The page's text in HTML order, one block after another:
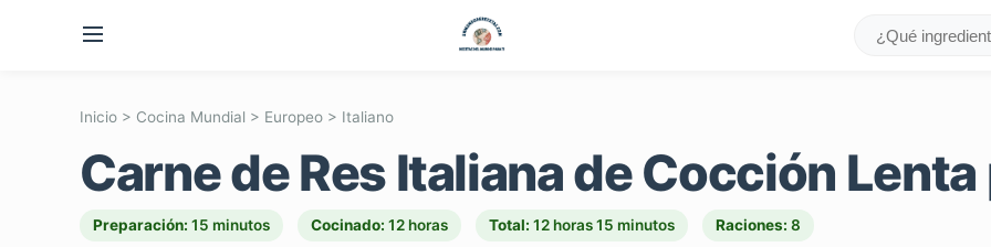
Inicio > Cocina Mundial > Europeo > Italiano
Carne de Res Italiana de Cocción
Preparación: 15 minutos Cocinado: 12 horas Total: 12 horas 15 minutos Raciones: 8